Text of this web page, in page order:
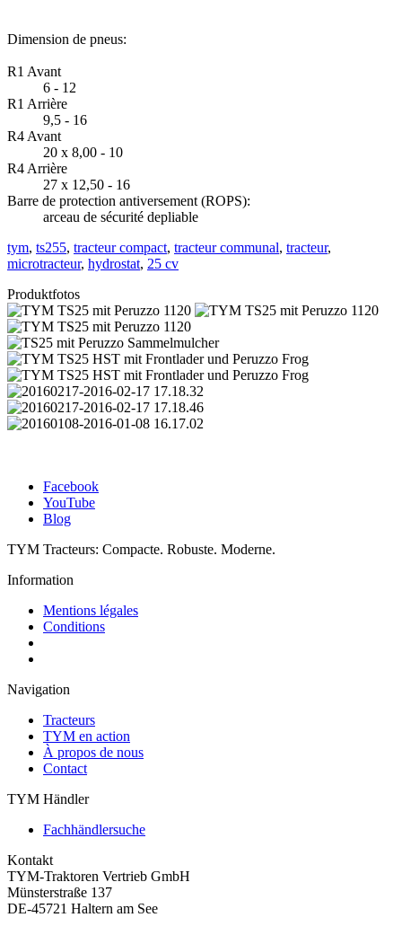
Dimension de pneus:
R1 Avant
6 - 12
R1 Arrière
9,5 - 16
R4 Avant
20 x 8,00 - 10
R4 Arrière
27 x 12,50 - 16
Barre de protection antiversement (ROPS):
arceau de sécurité depliable
tym, ts255, tracteur compact, tracteur communal, tracteur,
microtracteur, hydrostat, 25 cv
Produktfotos
Facebook
YouTube
Blog
TYM Tracteurs: Compacte. Robuste. Moderne.
Information
Mentions légales
Conditions
Navigation
Tracteurs
TYM en action
À propos de nous
Contact
TYM Händler
Fachhändlersuche
Kontakt
TYM-Traktoren Vertrieb GmbH
Münsterstraße 137
DE-45721 Haltern am See